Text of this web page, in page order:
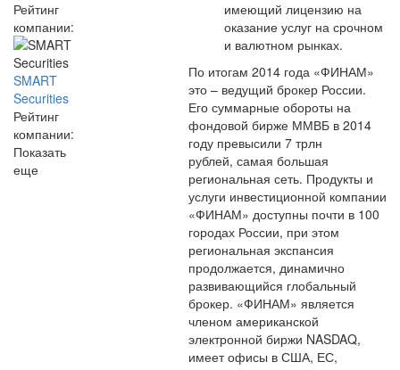
Рейтинг
компании:
SMART
Securities
Рейтинг
компании:
Показать
еще
имеющий лицензию на
оказание услуг на срочном
и валютном рынках.
По итогам 2014 года «ФИНАМ»
это – ведущий брокер России.
Его суммарные обороты на
фондовой бирже ММВБ в 2014
году превысили 7 трлн
рублей, самая большая
региональная сеть. Продукты и
услуги инвестиционной компании
«ФИНАМ» доступны почти в 100
городах России, при этом
региональная экспансия
продолжается, динамично
развивающийся глобальный
брокер. «ФИНАМ» является
членом американской
электронной биржи NASDAQ,
имеет офисы в США, ЕС,